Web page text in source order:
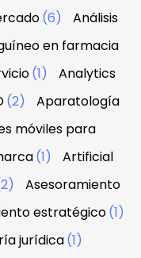
(6)
Análisis
en farmacia
(1)
Analytics
(2)
Aparatología
móviles para
(1)
Artificial
Asesoramiento
estratégico(1)
jurídica(1)